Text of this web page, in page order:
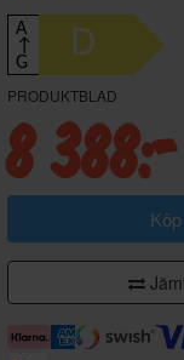
A
↑
G
D
PRODUKTBLAD
8 388:-
Köp